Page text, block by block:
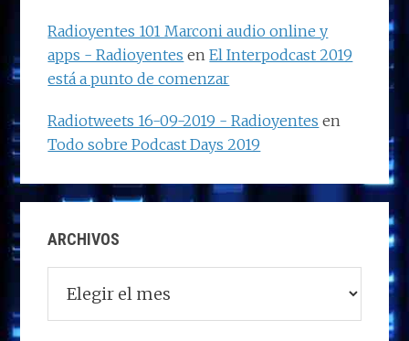
Radioyentes 101 Marconi audio online y
apps - Radioyentes enEl Interpodcast 2019
está a punto de comenzar
Radiotweets 16-09-2019 - Radioyentes en
Todo sobre Podcast Days 2019
ARCHIVOS